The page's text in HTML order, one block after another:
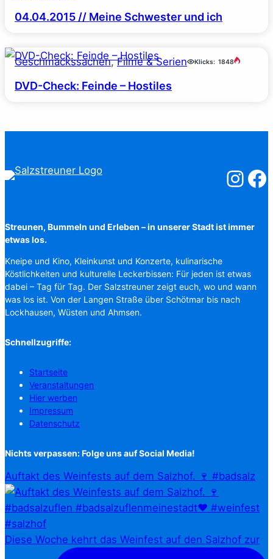
04.04.2015 // Meine Schwester und ich
Geschmackssachen, Filme & Serien Klicks: 1848
DVD-Check: Feinde – Hostiles
Streunen, Bummeln und Erleben – in unserer Stadt ist immer
etwas los.
Kneipe und Kino, Kleinkunst und Konzerte, kulinarische
Köstlichkeiten und kulturelle Leckerbissen: Für jeden ist etwas
dabei – Tag für Tag. Der Salzstreuner zeigt euch, wo und wann
was los ist. Von der Langen Straße über Schötmar bis nach
Lockhausen, Wüsten und Ahmsen.
Schnellzugriffe:
Startseite
Veranstaltungen
Hier werben
Impressum
Datenschutz
Nichts verpassen: Folge uns auf Social Media!
Auftakt des Weinfests auf dem Salzhof. 🍷 #badsalz
Diese Woche kehrt das Weinfest auf den Salzhof zur